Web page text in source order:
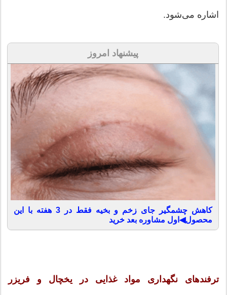
اشاره می‌شود.
پیشنهاد امروز
کاهش چشمگیر جای زخم و بخیه فقط در 3 هفته با این
محصول◀اول مشاوره بعد خرید
ترفندهای نگهداری مواد غذایی در یخچال و فریزر